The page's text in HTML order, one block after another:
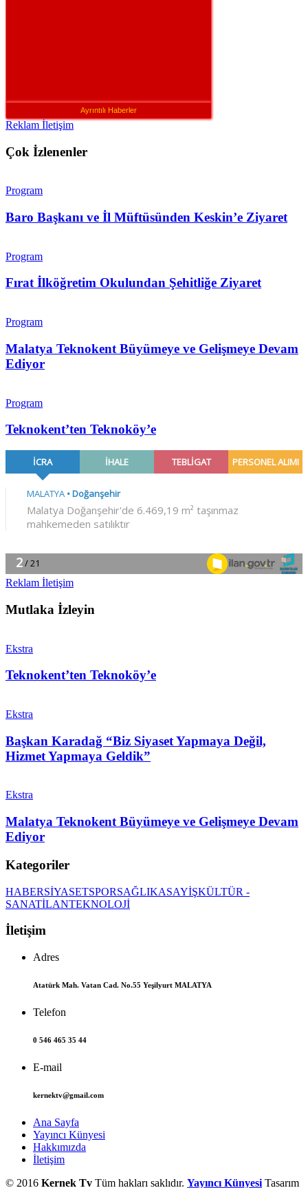
Ayrıntılı Haberler
Reklam İletişim
Çok İzlenenler
Program
Baro Başkanı ve İl Müftüsünden Keskin’e Ziyaret
Program
Fırat İlköğretim Okulundan Şehitliğe Ziyaret
Program
Malatya Teknokent Büyümeye ve Gelişmeye Devam
Ediyor
Program
Teknokent’ten Teknoköy’e
Reklam İletişim
Mutlaka İzleyin
Ekstra
Teknokent’ten Teknoköy’e
Ekstra
Başkan Karadağ “Biz Siyaset Yapmaya Değil,
Hizmet Yapmaya Geldik”
Ekstra
Malatya Teknokent Büyümeye ve Gelişmeye Devam
Ediyor
Kategoriler
HABERSİYASETSPORSAĞLIKASAYİŞKÜLTÜR -
SANATİLANTEKNOLOJİ
İletişim
Adres
Atatürk Mah. Vatan Cad. No.55 Yeşilyurt MALATYA
Telefon
0 546 465 35 44
E-mail
kernektv@gmail.com
Ana Sayfa
Yayıncı Künyesi
Hakkımızda
İletişim
© 2016 Kernek Tv Tüm hakları saklıdır. Yayıncı Künyesi Tasarım